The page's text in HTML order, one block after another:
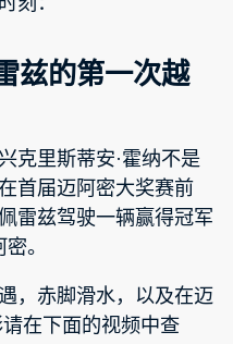
兹的第一次越
克里斯蒂安·霍纳不是
首届迈阿密大奖赛前
雷兹驾驶一辆赢得冠军
。
，赤脚滑水，以及在迈
在下面的视频中查